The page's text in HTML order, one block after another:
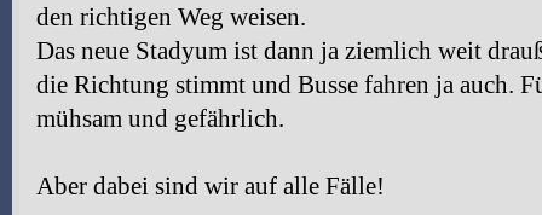
den richtigen Weg weisen.
Das neue Stadyum ist dann ja ziemlich weit
die Richtung stimmt und Busse fahren ja auch.
mühsam und gefährlich.
Aber dabei sind wir auf alle Fälle!